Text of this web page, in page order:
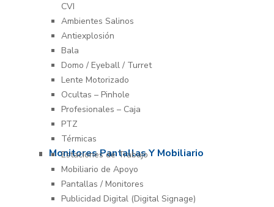
CVI
Ambientes Salinos
Antiexplosión
Bala
Domo / Eyeball / Turret
Lente Motorizado
Ocultas – Pinhole
Profesionales – Caja
PTZ
Térmicas
Monitores Pantallas Y Mobiliario
Estaciones de Trabajo
Mobiliario de Apoyo
Pantallas / Monitores
Publicidad Digital (Digital Signage)